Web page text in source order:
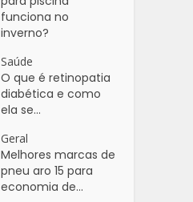
funciona no
inverno?
Saúde
O que é retinopatia
diabética e como
ela se...
Geral
Melhores marcas de
pneu aro 15 para
economia de...